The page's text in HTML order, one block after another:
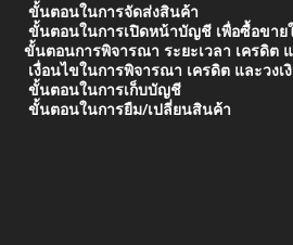
ขั้นตอนในการจัดส่งสินค้า
ขั้นตอนในการเปิดหน้าบัญชี เพื่อซื้อขาย
ขั้นตอนการพิจารณา ระยะเวลา เครดิต
เงื่อนไขในการพิจารณา เครดิต และวงเ
ขั้นตอนในการเก็บบัญชี
ขั้นตอนในการยืม/เปลี่ยนสินค้า